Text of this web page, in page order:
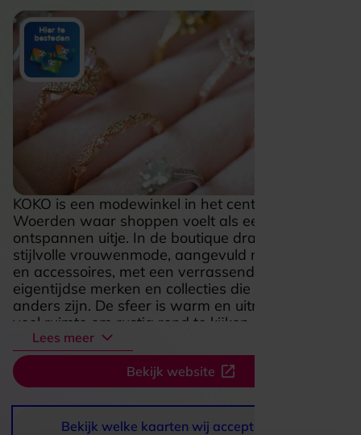
KOKO is een modewinkel in het centrum van
Woerden waar shoppen voelt als een
ontspannen uitje. In de boutique draait het om
stijlvolle vrouwenmode, aangevuld met schoenen
en accessoires, met een verrassende mix van
eigentijdse merken en collecties die net even
anders zijn. De sfeer is warm en uitnodigend, met
veel ruimte om rustig rond te kijken, te passen en
nieuwe combinaties te ontdekken. Ook de ruime
paskamers en het fijne plekje aan het Kerkplein
maken een bezoek extra prettig. KOKO is
daarmee een aantrekkelijke stop voor wie houdt
van mode met karakter en een persoonlijke,
verzorgde winkelbeleving.
Lees meer
Bekijk website
Bekijk welke kaarten wij accepteren